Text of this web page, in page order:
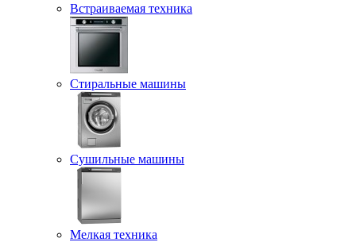
Встраиваемая техника
Стиральные машины
Сушильные машины
Мелкая техника